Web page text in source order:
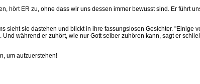
hört ER zu, ohne dass wir uns dessen immer bewusst sind. Er führt
sie dastehen und blickt in ihre fassungslosen Gesichter. "Einige
während er zuhört, wie nur Gott selber zuhören kann, sagt er
um aufzuerstehen!